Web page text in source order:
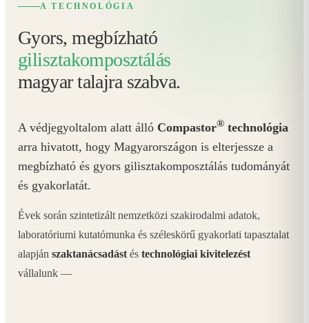
A TECHNOLÓGIA
Gyors, megbízható
gilisztakomposztálás
magyar talajra szabva.
A védjegyoltalom alatt álló Compastor® technológia
arra hivatott, hogy Magyarországon is elterjessze a
megbízható és gyors gilisztakomposztálás tudományát
és gyakorlatát.
Évek során szintetizált nemzetközi szakirodalmi adatok,
laboratóriumi kutatómunka és széleskörű gyakorlati tapasztalat
alapján szaktanácsadást és technológiai kivitelezést
vállalunk —